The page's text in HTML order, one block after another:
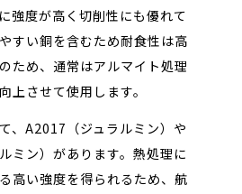
強度が高く切削性にも優れて
すい銅を含むため耐食性は高
ため、通常はアルマイト処理
上させて使用します。
、A2017（ジュラルミン）や
ミン）があります。熱処理に
高い強度を得られるため、航